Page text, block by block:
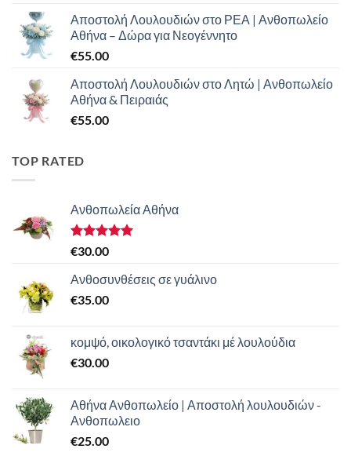
Αποστολή Λουλουδιών στο ΡΕΑ | Ανθοπωλείο
Αθήνα – Δώρα για Νεογέννητο
€55.00
Αποστολή Λουλουδιών στο Λητώ | Ανθοπωλείο
Αθήνα & Πειραιάς
€55.00
TOP RATED
Ανθοπωλεία Αθήνα
Βαθμολογήθηκε
από 5
€30.00
Ανθοσυνθέσεις σε γυάλινο
€35.00
κομψό, οικολογικό τσαντάκι μέ λουλούδια
€30.00
Αθήνα Ανθοπωλείο | Αποστολή λουλουδιών -
Ανθοπωλειο
€25.00